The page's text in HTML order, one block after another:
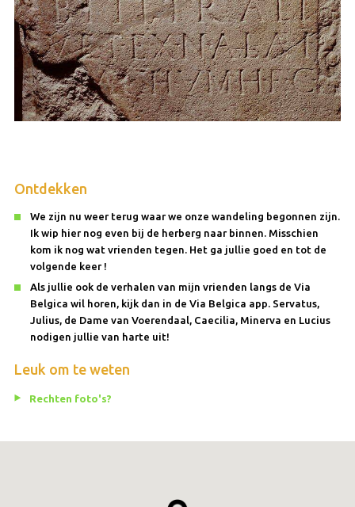
Ontdekken
We zijn nu weer terug waar we onze wandeling begonnen zijn.
Ik wip hier nog even bij de herberg naar binnen. Misschien
kom ik nog wat vrienden tegen. Het ga jullie goed en tot de
volgende keer !
Als jullie ook de verhalen van mijn vrienden langs de Via
Belgica wil horen, kijk dan in de Via Belgica app. Servatus,
Julius, de Dame van Voerendaal, Caecilia, Minerva en Lucius
nodigen jullie van harte uit!
Leuk om te weten
Rechten foto's?